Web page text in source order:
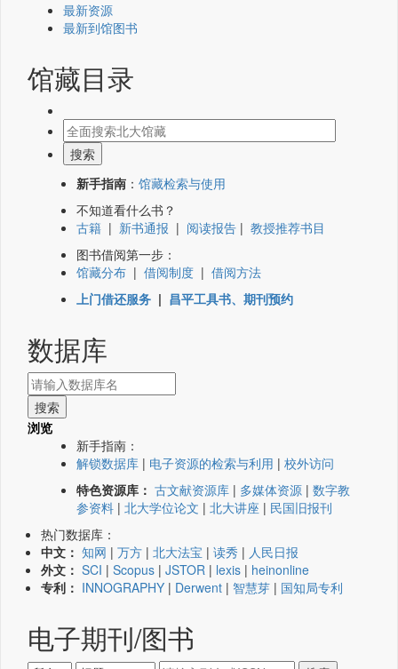
最新资源
最新到馆图书
馆藏目录
新手指南 ： 馆藏检索与使用
不知道看什么书？
古籍 | 新书通报 | 阅读报告 | 教授推荐书目
图书借阅第一步：
馆藏分布 | 借阅制度 | 借阅方法
上门借还服务 | 昌平工具书、期刊预约
数据库
浏览
新手指南：
解锁数据库 | 电子资源的检索与利用 | 校外访问
特色资源库： 古文献资源库 | 多媒体资源 | 数字教
参资料 | 北大学位论文 | 北大讲座 | 民国旧报刊
热门数据库：
中文： 知网 | 万方 | 北大法宝 | 读秀 | 人民日报
外文： SCI | Scopus | JSTOR | lexis | heinonline
专利： INNOGRAPHY | Derwent | 智慧芽 | 国知局专利
电子期刊/图书